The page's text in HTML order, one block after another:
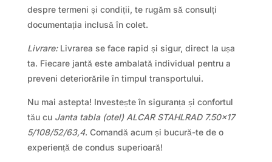
despre termeni și condiții, te rugăm să consulți
documentația inclusă în colet.
Livrare:Livrarea se face rapid și sigur, direct la ușa
ta. Fiecare jantă este ambalată individual pentru a
preveni deteriorările în timpul transportului.
Nu mai astepta! Investește în siguranța și confortul
tău cu Janta tabla (otel) ALCAR STAHLRAD 7.50×17
5/108/52/63,4. Comandă acum și bucură-te de o
experiență de condus superioară!